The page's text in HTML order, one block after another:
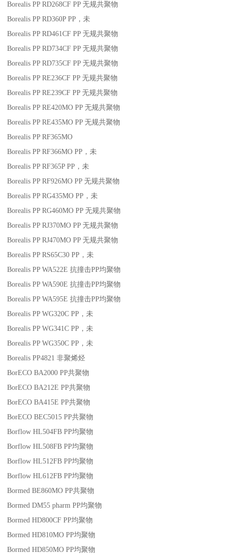
Borealis PP RD268CF PP无规共聚物
Borealis PP RD360P PP ，未
Borealis PP RD461CF PP无规共聚物
Borealis PP RD734CF PP无规共聚物
Borealis PP RD735CF PP无规共聚物
Borealis PP RE236CF PP无规共聚物
Borealis PP RE239CF PP无规共聚物
Borealis PP RE420MO PP无规共聚物
Borealis PP RE435MO PP无规共聚物
Borealis PP RF365MO
Borealis PP RF366MO PP ，未
Borealis PP RF365P PP ，未
Borealis PP RF926MO PP无规共聚物
Borealis PP RG435MO PP ，未
Borealis PP RG460MO PP无规共聚物
Borealis PP RJ370MO PP无规共聚物
Borealis PP RJ470MO PP无规共聚物
Borealis PP RS65C30 PP ，未
Borealis PP WA522E 抗撞击PP均聚物
Borealis PP WA590E 抗撞击PP均聚物
Borealis PP WA595E 抗撞击PP均聚物
Borealis PP WG320C PP ，未
Borealis PP WG341C PP ，未
Borealis PP WG350C PP ，未
Borealis PP4821 非聚烯烃
BorECO BA2000 PP共聚物
BorECO BA212E PP共聚物
BorECO BA415E PP共聚物
BorECO BEC5015 PP共聚物
Borflow HL504FB PP均聚物
Borflow HL508FB PP均聚物
Borflow HL512FB PP均聚物
Borflow HL612FB PP均聚物
Bormed BE860MO PP共聚物
Bormed DM55 pharm PP均聚物
Bormed HD800CF PP均聚物
Bormed HD810MO PP均聚物
Bormed HD850MO PP均聚物